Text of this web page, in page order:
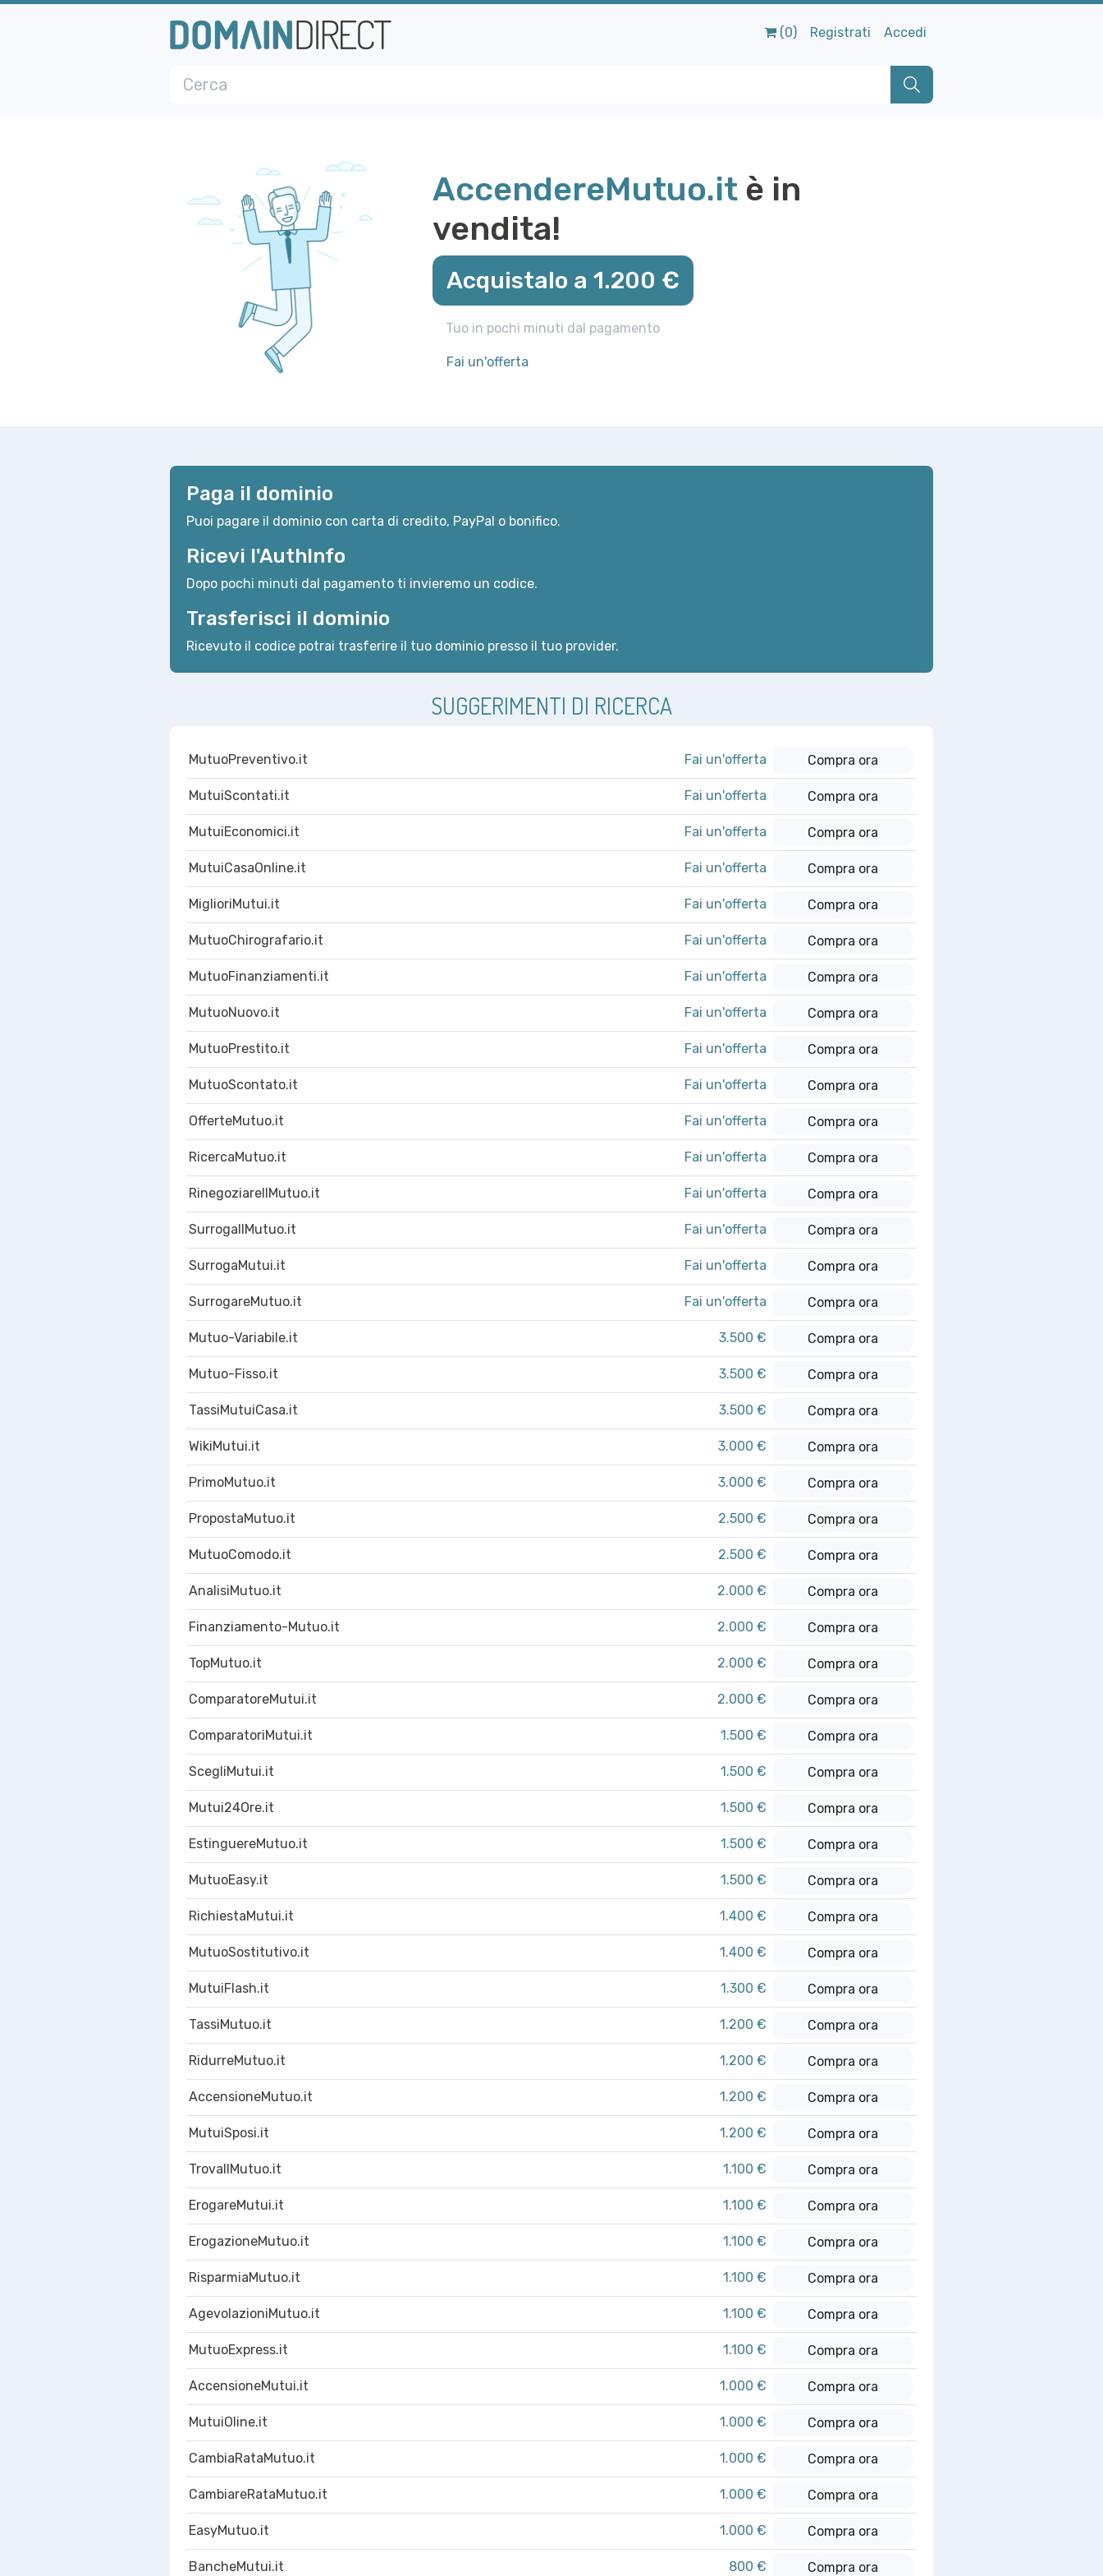
(0) Registrati Accedi
AccendereMutuo.itè in
vendita!
Acquistalo a 1.200 €
Tuo in pochi minuti dal pagamento
Fai un'offerta
Paga il dominio
Puoi pagare il dominio con carta di credito, PayPal o bonifico.
Ricevi l'AuthInfo
Dopo pochi minuti dal pagamento ti invieremo un codice.
Trasferisci il dominio
Ricevuto il codice potrai trasferire il tuo dominio presso il tuo provider.
SUGGERIMENTI DI RICERCA
MutuoPreventivo.it Fai un'offerta Compra ora
MutuiScontati.it Fai un'offerta Compra ora
MutuiEconomici.it Fai un'offerta Compra ora
MutuiCasaOnline.it Fai un'offerta Compra ora
MiglioriMutui.it Fai un'offerta Compra ora
MutuoChirografario.it Fai un'offerta Compra ora
MutuoFinanziamenti.it Fai un'offerta Compra ora
MutuoNuovo.it Fai un'offerta Compra ora
MutuoPrestito.it Fai un'offerta Compra ora
MutuoScontato.it Fai un'offerta Compra ora
OfferteMutuo.it Fai un'offerta Compra ora
RicercaMutuo.it Fai un'offerta Compra ora
RinegoziareIlMutuo.it Fai un'offerta Compra ora
SurrogaIlMutuo.it Fai un'offerta Compra ora
SurrogaMutui.it Fai un'offerta Compra ora
SurrogareMutuo.it Fai un'offerta Compra ora
Mutuo-Variabile.it 3.500 € Compra ora
Mutuo-Fisso.it 3.500 € Compra ora
TassiMutuiCasa.it 3.500 € Compra ora
WikiMutui.it 3.000 € Compra ora
PrimoMutuo.it 3.000 € Compra ora
PropostaMutuo.it 2.500 € Compra ora
MutuoComodo.it 2.500 € Compra ora
AnalisiMutuo.it 2.000 € Compra ora
Finanziamento-Mutuo.it 2.000 € Compra ora
TopMutuo.it 2.000 € Compra ora
ComparatoreMutui.it 2.000 € Compra ora
ComparatoriMutui.it 1.500 € Compra ora
ScegliMutui.it 1.500 € Compra ora
Mutui24Ore.it 1.500 € Compra ora
EstinguereMutuo.it 1.500 € Compra ora
MutuoEasy.it 1.500 € Compra ora
RichiestaMutui.it 1.400 € Compra ora
MutuoSostitutivo.it 1.400 € Compra ora
MutuiFlash.it 1.300 € Compra ora
TassiMutuo.it 1.200 € Compra ora
RidurreMutuo.it 1.200 € Compra ora
AccensioneMutuo.it 1.200 € Compra ora
MutuiSposi.it 1.200 € Compra ora
TrovaIlMutuo.it 1.100 € Compra ora
ErogareMutui.it 1.100 € Compra ora
ErogazioneMutuo.it 1.100 € Compra ora
RisparmiaMutuo.it 1.100 € Compra ora
AgevolazioniMutuo.it 1.100 € Compra ora
MutuoExpress.it 1.100 € Compra ora
AccensioneMutui.it 1.000 € Compra ora
MutuiOline.it 1.000 € Compra ora
CambiaRataMutuo.it 1.000 € Compra ora
CambiareRataMutuo.it 1.000 € Compra ora
EasyMutuo.it 1.000 € Compra ora
BancheMutui.it 800 € Compra ora